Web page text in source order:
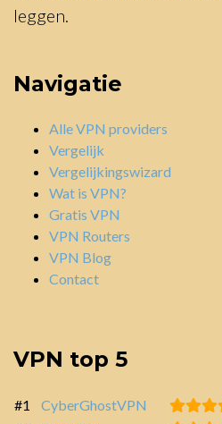
leggen.
Navigatie
Alle VPN providers
Vergelijk
Vergelijkingswizard
Wat is VPN?
Gratis VPN
VPN Routers
VPN Blog
Contact
VPN top 5
#1 CyberGhostVPN